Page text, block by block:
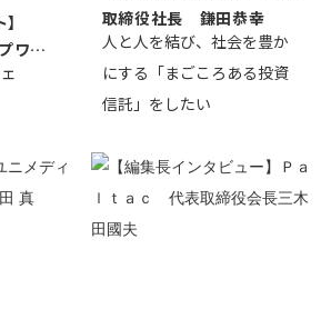
ワー
取締役社長 鎌田恭幸
人と人を結び、社会を豊か
にする「まごころある投資
信託」をしたい